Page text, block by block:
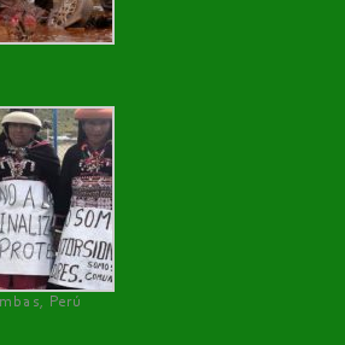
Perú